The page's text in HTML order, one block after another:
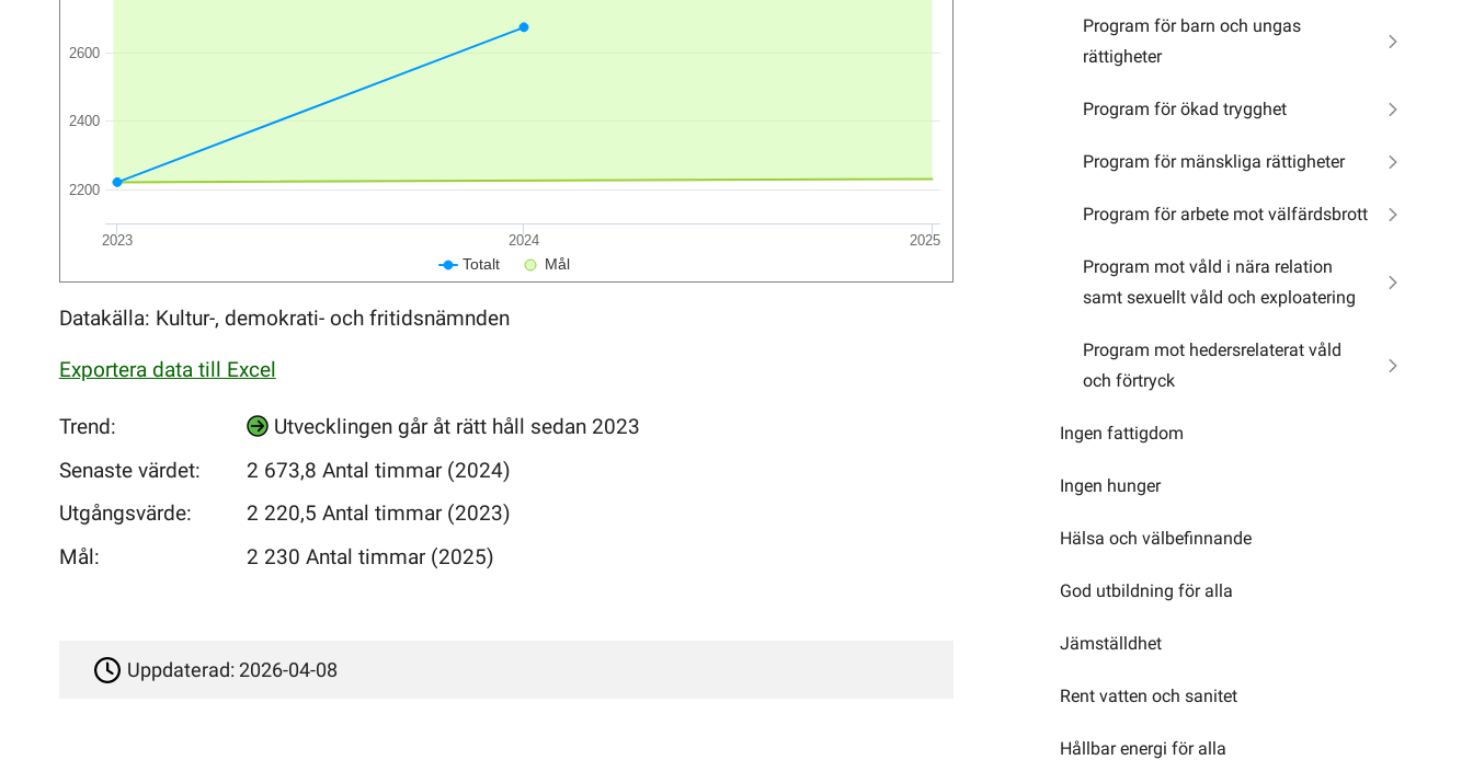
Totalt Mål
2023 2024 2025
2200
2400
2600
Datakälla: Kultur-, demokrati- och fritidsnämnden
Exportera data till Excel
Trend:
Utvecklingen går åt rätt håll sedan 2023
Senaste värdet:
2 673,8 Antal timmar (2024)
Utgångsvärde:
2 220,5 Antal timmar (2023)
Mål:
2 230 Antal timmar (2025)
Uppdaterad:2026-04-08
Program för barn och ungas
rättigheter
Program för ökad trygghet
Program för mänskliga rättigheter
Program för arbete mot välfärdsbrott
Program mot våld i nära relation
samt sexuellt våld och exploatering
Program mot hedersrelaterat våld
och förtryck
Ingen fattigdom
Ingen hunger
Hälsa och välbefinnande
God utbildning för alla
Jämställdhet
Rent vatten och sanitet
Hållbar energi för alla